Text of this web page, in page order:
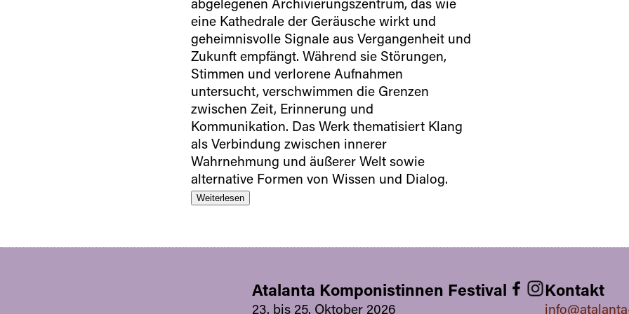
eine Kathedrale der Geräusche wirkt und
geheimnisvolle Signale aus Vergangenheit und
Zukunft empfängt. Während sie Störungen,
Stimmen und verlorene Aufnahmen
untersucht, verschwimmen die Grenzen
zwischen Zeit, Erinnerung und
Kommunikation. Das Werk thematisiert Klang
als Verbindung zwischen innerer
Wahrnehmung und äußerer Welt sowie
alternative Formen von Wissen und Dialog.
Weiterlesen
Atalanta Komponistinnen Festival
23. bis 25. Oktober 2026
Kontakt